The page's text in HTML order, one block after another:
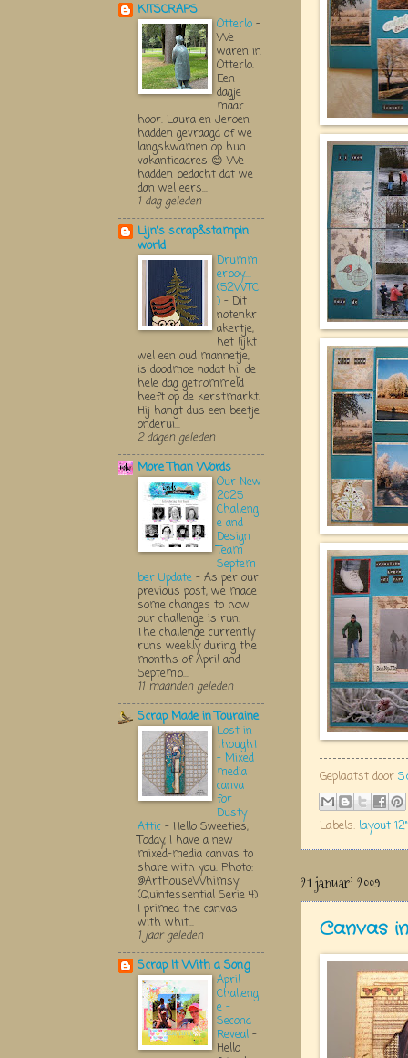
Geplaatst door
Labels: layout
21 januari 2009
Canvas
KITSCRAPS
Otterlo -
We
waren in
Otterlo.
Een
dagje
maar
hoor. Laura en Jeroen
hadden gevraagd of we
langskwamen op hun
vakantieadres 😊 We
hadden bedacht dat we
dan wel eers...
1 dag geleden
Lijn's scrap&stampin
world
Drumm
erboy....
(52WTC
) - Dit
notenkr
akertje,
het lijkt
wel een oud mannetje,
is doodmoe nadat hij de
hele dag getrommeld
heeft op de kerstmarkt.
Hij hangt dus een beetje
onderui...
2 dagen geleden
More Than Words
Our New
2025
Challeng
e and
Design
Team
Septem
ber Update - As per our
previous post, we made
some changes to how
our challenge is run.
The challenge currently
runs weekly during the
months of April and
Septemb...
11 maanden geleden
Scrap Made in Touraine
Lost in
thought
- Mixed
media
canva
for
Dusty
Attic - Hello Sweeties,
Today, I have a new
mixed-media canvas to
share with you. Photo:
@ArtHouseWhimsy
(Quintessential Serie 4)
I primed the canvas
with whit...
1 jaar geleden
Scrap It With a Song
April
Challeng
e -
Second
Reveal -
Hello